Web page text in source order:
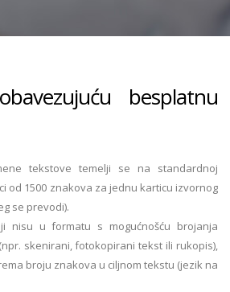
besplatnu
tekstove temelji se na standardnoj
od 1500 znakova za jednu karticu izvornog
se prevodi).
nisu u formatu s mogućnošću brojanja
skenirani, fotokopirani tekst ili rukopis),
broju znakova u ciljnom tekstu (jezik na